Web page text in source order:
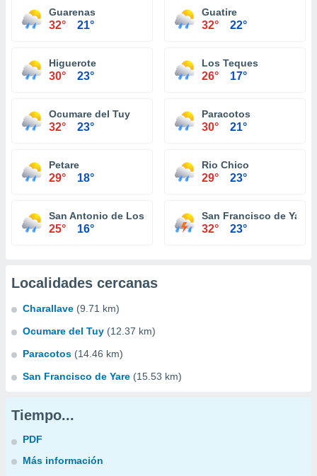
Guarenas
32° 21°
Guatire
32° 22°
Higuerote
30° 23°
Los Teques
26° 17°
Ocumare del Tuy
32° 23°
Paracotos
30° 21°
Petare
29° 18°
Rio Chico
29° 23°
San Antonio de Los Altos
25° 16°
San Francisco de Yare
32° 23°
Localidades cercanas
Charallave (9.71 km)
Ocumare del Tuy (12.37 km)
Paracotos (14.46 km)
San Francisco de Yare (15.53 km)
Tiempo...
PDF
Más información